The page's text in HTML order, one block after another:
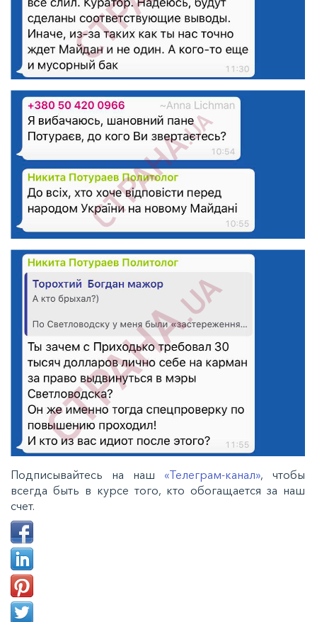
Подписывайтесь на наш «Телеграм-канал», чтобы
всегда быть в курсе того, кто обогащается за наш
счет.